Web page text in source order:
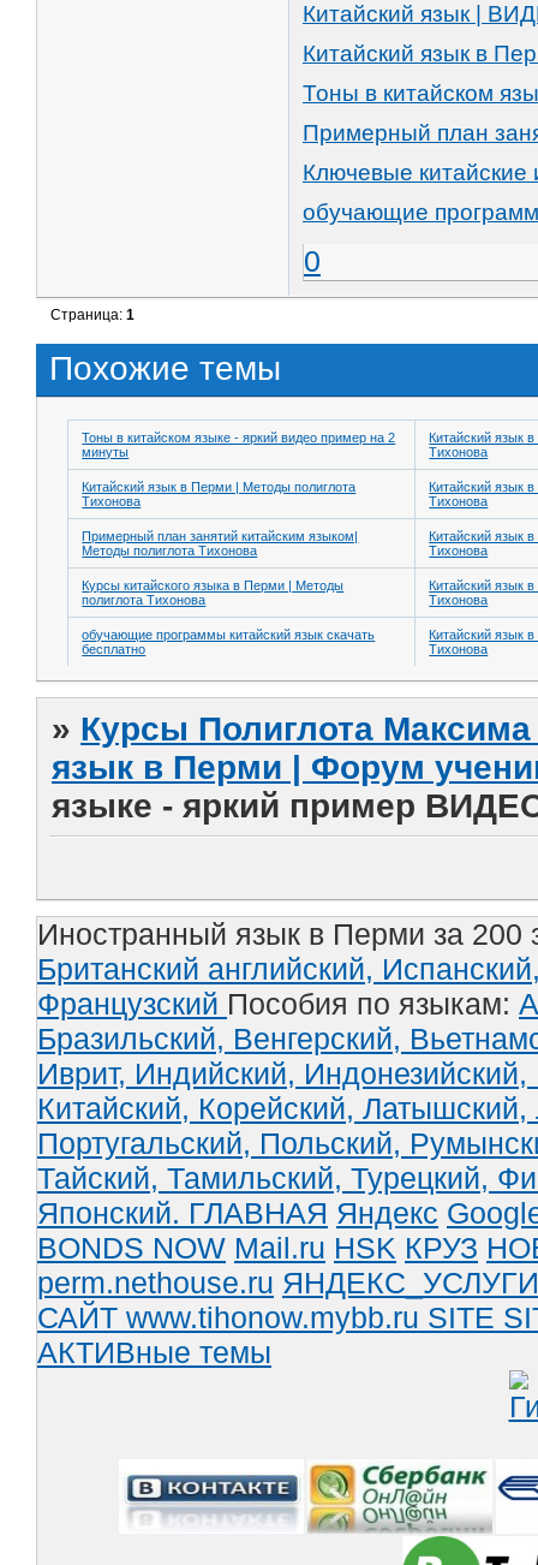
Китайский язык |
Китайский язык в
Тоны в китайском
Примерный план
Ключевые
обучающие
0
Страница:1
Похожие темы
Тоны в китайском языке - яркий видео пример на 2
минуты
Китайский язык
Тихонова
Китайский язык в Перми | Методы полиглота
Тихонова
Китайский язык
Тихонова
Примерный план занятий китайским языком|
Методы полиглота Тихонова
Китайский язык
Тихонова
Курсы китайского языка в Перми | Методы
полиглота Тихонова
Китайский язык
Тихонова
обучающие программы китайский язык скачать
бесплатно
Китайский язык
Тихонова
» Курсы Полиглота
язык в Перми | Форум
языке - яркий пример
Иностранный язык в Перми за 200
Британский английский,
Французский Пособия по языкам:
Бразильский, Венгерский,
Иврит, Индийский, Индонезийский,
Китайский, Корейский, Латышский,
Португальский, Польский,
Тайский, Тамильский, Турецкий,
Японский. ГЛАВНАЯ Яндекс
BONDS NOW Mail.ru HSK КРУЗ
perm.nethouse.ru ЯНДЕКС_УСЛУГИ
САЙТ www.tihonow.mybb.ru SITE
АКТИВные темы